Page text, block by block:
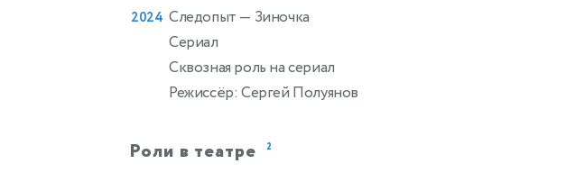
2024 Следопыт — Зиночка
Сериал
Сквозная роль на сериал
Режиссёр: Сергей Полуянов
Роли в театре 2